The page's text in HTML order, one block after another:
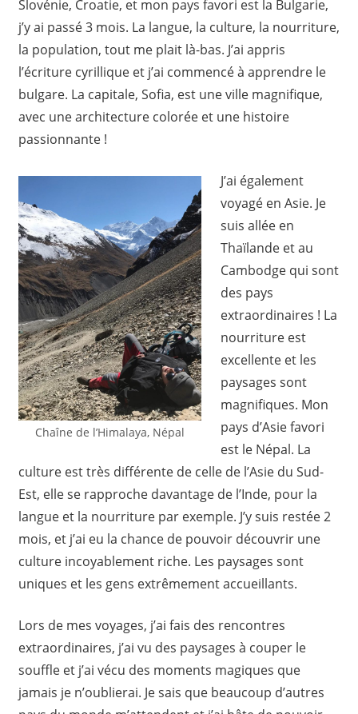
Slovénie, Croatie, et mon pays favori est la Bulgarie,
j’y ai passé 3 mois. La langue, la culture, la nourriture,
la population, tout me plait là-bas. J’ai appris
l’écriture cyrillique et j’ai commencé à apprendre le
bulgare. La capitale, Sofia, est une ville magnifique,
avec une architecture colorée et une histoire
passionnante !
Chaîne de l’Himalaya, Népal
J’ai également
voyagé en Asie. Je
suis allée en
Thaïlande et au
Cambodge qui sont
des pays
extraordinaires ! La
nourriture est
excellente et les
paysages sont
magnifiques. Mon
pays d’Asie favori
est le Népal. La
culture est très différente de celle de l’Asie du Sud-
Est, elle se rapproche davantage de l’Inde, pour la
langue et la nourriture par exemple. J’y suis restée 2
mois, et j’ai eu la chance de pouvoir découvrir une
culture incoyablement riche. Les paysages sont
uniques et les gens extrêmement accueillants.
Lors de mes voyages, j’ai fais des rencontres
extraordinaires, j’ai vu des paysages à couper le
souffle et j’ai vécu des moments magiques que
jamais je n’oublierai. Je sais que beaucoup d’autres